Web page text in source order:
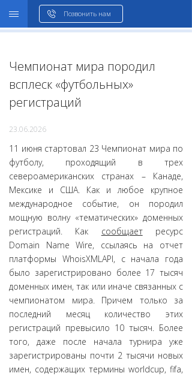
Позвонить нам
Чемпионат мира породил
всплеск «футбольных»
регистраций
23.06.2026
11 июня стартовал 23 Чемпионат мира по
футболу, проходящий в трех
североамериканских странах – Канаде,
Мексике и США. Как и любое крупное
международное событие, он породил
мощную волну «тематических» доменных
регистраций. Как сообщаетресурс
Domain Name Wire, ссылаясь на отчет
платформы WhoisXMLAPI, с начала года
было зарегистрировано более 17 тысяч
доменных имен, так или иначе связанных с
чемпионатом мира. Причем только за
последний месяц количество этих
регистраций превысило 10 тысяч. Более
того, даже после начала турнира уже
зарегистрированы почти 2 тысячи новых
имен, содержащих термины worldcup, fifa,